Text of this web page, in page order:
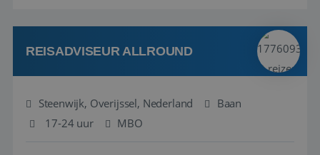
kwaliteitsbewaking van alles wat met IATA te m...
REISADVISEUR ALLROUND
Steenwijk, Overijssel, Nederland
Baan
17-24 uur
MBO